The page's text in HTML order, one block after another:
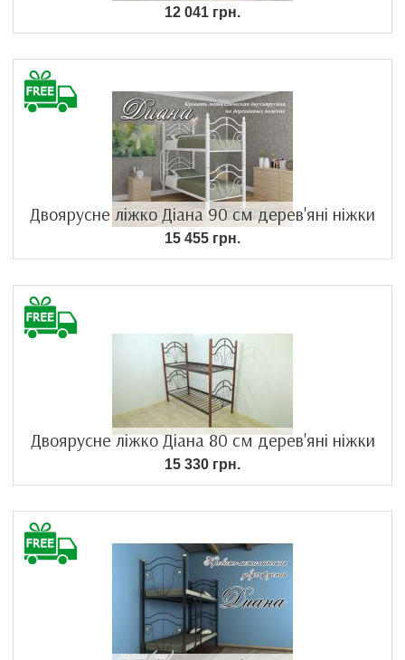
12 041 грн.
Двоярусне ліжко Діана 90 см дерев'яні ніжки
15 455 грн.
Двоярусне ліжко Діана 80 см дерев'яні ніжки
15 330 грн.